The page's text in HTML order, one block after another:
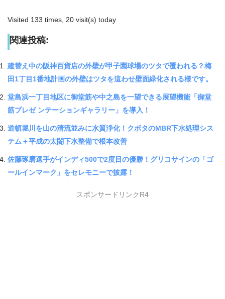
Visited 133 times, 20 visit(s) today
関連投稿:
建替え中の阪神百貨店の外壁が甲子園球場のツタで覆われる？梅
田1丁目1番地計画の外壁はツタを這わせ壁面緑化される様です。
堂島浜一丁目地区に御堂筋や中之島を一望できる展望機能「御堂
筋プレゼ ンテーションギャラリー」を導入！
道頓堀川を山の清流並みに水質浄化！クボタのMBR下水処理シス
テム＋平成の太閤下水整備で根本改善
佐藤琢磨選手がインディ500で2度目の優勝！グリコサインの「ゴ
ールインマーク」をセレモニーで披露！
スポンサードリンクR4